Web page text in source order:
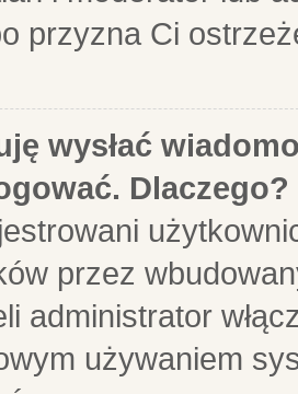
przyzna Ci
wysłać
Dlaczego?
przez
administrator
używaniem